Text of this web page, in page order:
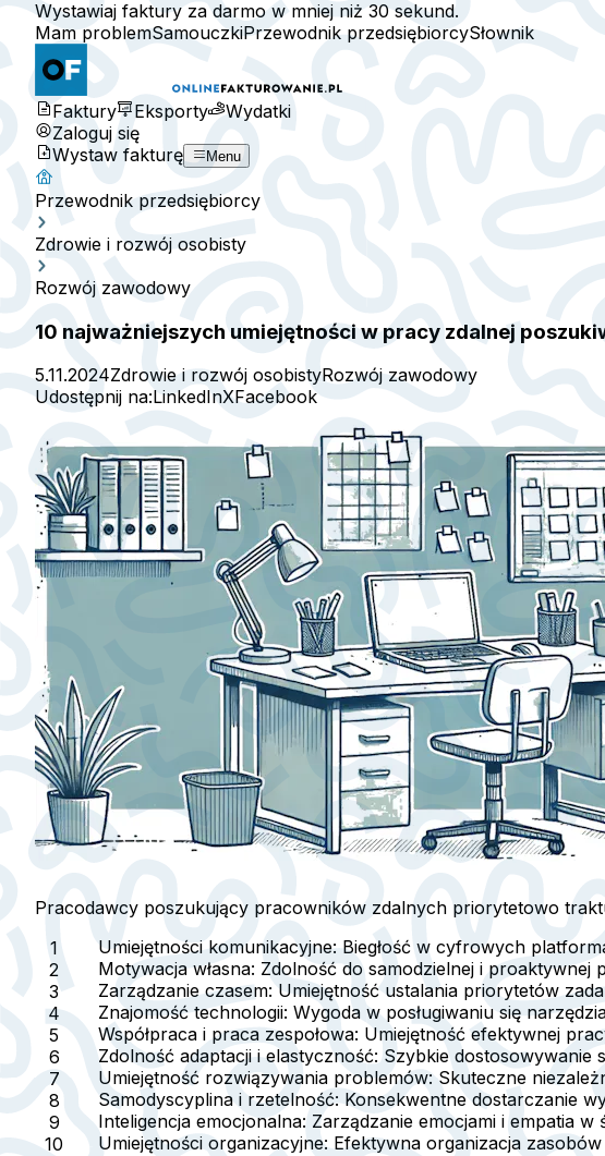
Wystawiaj faktury za darmo w mniej niż 30 sekund.
Mam problemSamouczkiPrzewodnik przedsiębiorcySłownik
Faktury Eksporty
Wydatki
Zaloguj się
Wystaw fakturę
Menu
Przewodnik przedsiębiorcy
Zdrowie i rozwój osobisty
Rozwój zawodowy
10 najważniejszych umiejętności w pracy zdalnej
5.11.2024Zdrowie i rozwój osobistyRozwój zawodowy
Udostępnij na:LinkedInXFacebook
Pracodawcy poszukujący pracowników zdalnych priorytetowo
Umiejętności komunikacyjne: Biegłość w cyfrowych
Motywacja własna: Zdolność do samodzielnej i proaktywnej
Zarządzanie czasem: Umiejętność ustalania priorytetów
Znajomość technologii: Wygoda w posługiwaniu się
Współpraca i praca zespołowa: Umiejętność efektywnej
Zdolność adaptacji i elastyczność: Szybkie dostosowywanie
Umiejętność rozwiązywania problemów: Skuteczne
Samodyscyplina i rzetelność: Konsekwentne dostarczanie
Inteligencja emocjonalna: Zarządzanie emocjami i empatia
Umiejętności organizacyjne: Efektywna organizacja